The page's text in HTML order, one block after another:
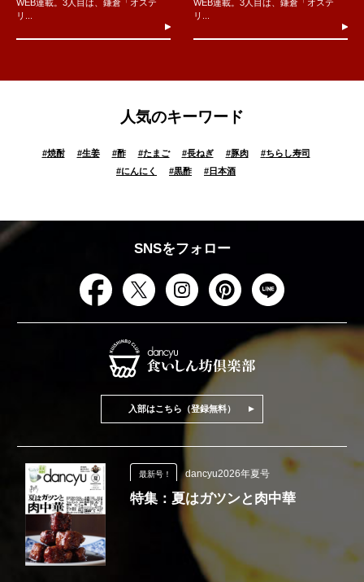
WEB連載。3人目は、鎌倉「オステ
リ...
WEB連載。3人目は、鎌倉「オステ
リ...
人気のキーワード
#焼酎 #生姜 #酢 #たまご #長ねぎ #豚肉 #ちらし寿司
#にんにく #黒酢 #日本酒
SNSをフォロー
入部はこちら（登録無料）
最新号！ dancyu2026年夏号
特集：夏はガツンと肉中華